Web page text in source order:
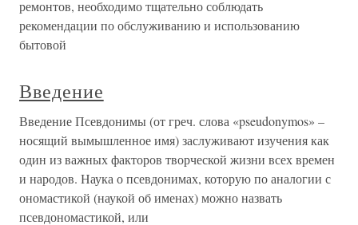
ремонтов, необходимо тщательно соблюдать
рекомендации по обслуживанию и использованию
бытовой
Введение
Введение Псевдонимы (от греч. слова «pseudonymos» –
носящий вымышленное имя) заслуживают изучения как
один из важных факторов творческой жизни всех времен
и народов. Наука о псевдонимах, которую по аналогии с
ономастикой (наукой об именах) можно назвать
псевдономастикой, или